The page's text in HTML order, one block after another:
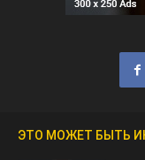
ЭТО МОЖЕТ БЫТЬ